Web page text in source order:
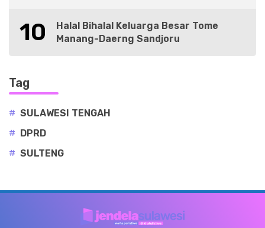
10
Halal Bihalal Keluarga Besar Tome
Manang-Daerng Sandjoru
Tag
# SULAWESI TENGAH
#
DPRD
# SULTENG